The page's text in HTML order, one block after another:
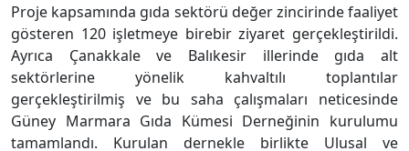
Proje kapsamında gıda sektörü değer zincirinde faaliyet
gösteren 120 işletmeye birebir ziyaret gerçekleştirildi.
Ayrıca Çanakkale ve Balıkesir illerinde gıda alt
sektörlerine yönelik kahvaltılı toplantılar
gerçekleştirilmiş ve bu saha çalışmaları neticesinde
Güney Marmara Gıda Kümesi Derneğinin kurulumu
tamamlandı. Kurulan dernekle birlikte Ulusal ve